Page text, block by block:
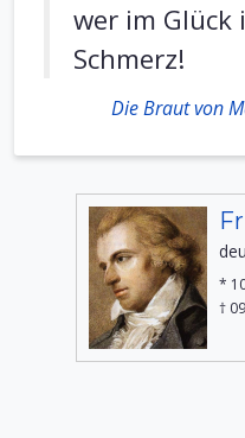
wer im Glück
Schmerz!
Die Braut von
*
†